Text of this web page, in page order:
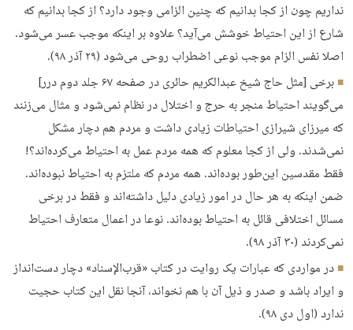
نداریم چون از کجا بدانیم که چنین الزامی وجود دارد؟ از کجا بدانیم که
شارع از این احتیاط خوشش می‌آید؟ علاوه بر اینکه موجب عسر می‌شود.
اصلا نفس الزام موجب نوعی اضطراب روحی می‌شود (۲۹ آذر ۹۸).
برخی [مثل حاج شیخ عبدالکریم حائری در صفحه ۶۷ جلد دوم درر]
می‌گویند احتیاط منجر به حرج و اختلال در نظام نمی‌شود و مثال می‌زنند
که میرزای شیرازی احتیاطات زیادی داشت و مردم هم دچار مشکل
نمی‌شدند. ولی از کجا معلوم که همه مردم عمل به احتیاط می‌کرده‌اند؟!
فقط مقدسین این‌طور بوده‌اند. همه مردم که ملتزم به احتیاط نبوده‌اند.
ضمن اینکه به هر حال در امور زیادی دلیل داشته‌اند و فقط در برخی
مسائل اختلافی قائل به احتیاط بوده‌اند. نوعا در اعمال متعارف احتیاط
نمی‌کردند (۳۰ آذر ۹۸).
در مواردی که عبارات یک روایت در کتاب «قرب‌الإسناد» دچار دست‌انداز
و ایراد باشد و صدر و ذیل آن با هم نخواند، آنجا نقل این کتاب حجیت
ندارد (اول دی ۹۸).